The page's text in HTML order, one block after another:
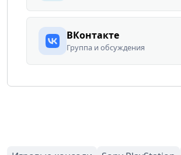
ВКонтакте
Группа и обсуждения